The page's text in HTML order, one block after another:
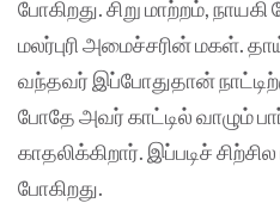
போகிறது. சிறு மாற்றம்,
மலர்புரி அமைச்சரின் மகள்.
வந்தவர் இப்போதுதான்
போதே அவர் காட்டில் வாழும்
காதலிக்கிறார். இப்படிச்
போகிறது.